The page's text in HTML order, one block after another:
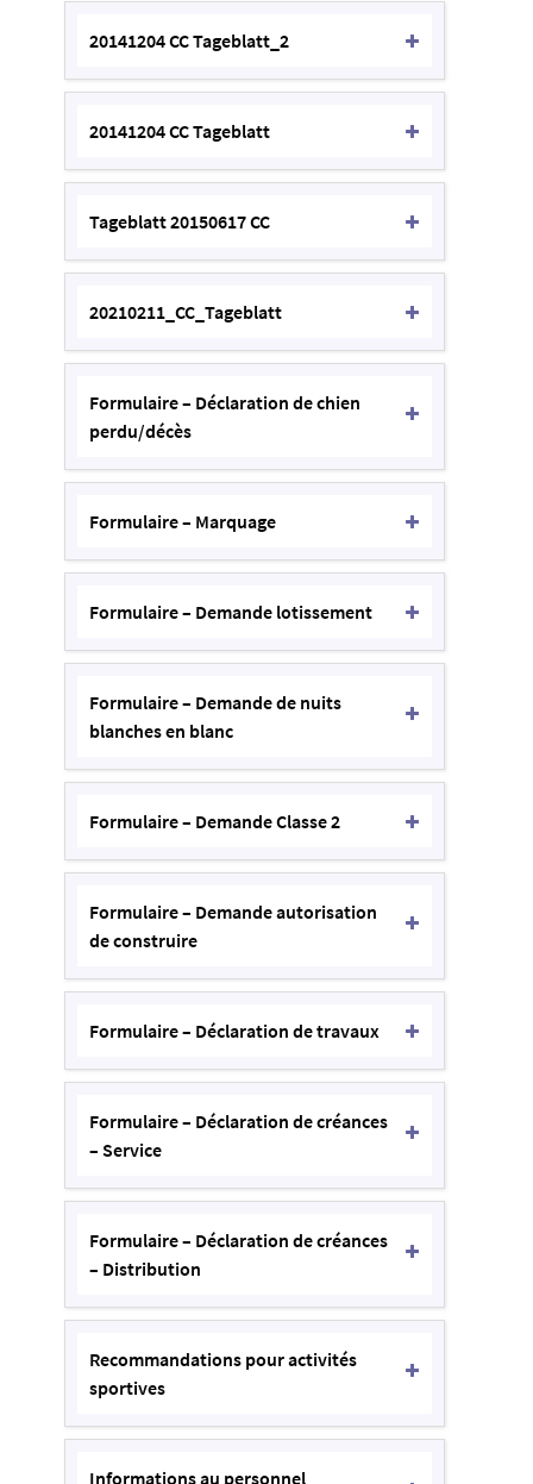
20141204 CC Tageblatt_2
20141204 CC Tageblatt
Tageblatt 20150617 CC
20210211_CC_Tageblatt
Formulaire – Déclaration de chien
perdu/décès
Formulaire – Marquage
Formulaire – Demande lotissement
Formulaire – Demande de nuits
blanches en blanc
Formulaire – Demande Classe 2
Formulaire – Demande autorisation
de construire
Formulaire – Déclaration de travaux
Formulaire – Déclaration de créances
– Service
Formulaire – Déclaration de créances
– Distribution
Recommandations pour activités
sportives
Informations au personnel